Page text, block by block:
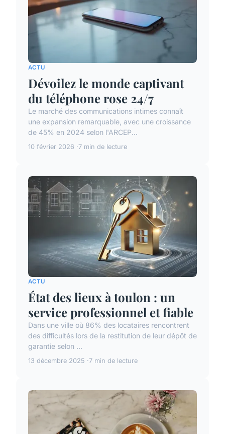
ACTU
Dévoilez le monde captivant
du téléphone rose 24/7
Le marché des communications intimes connaît
une expansion remarquable, avec une croissance
de 45% en 2024 selon l'ARCEP...
10 février 2026 7 min de lecture
ACTU
État des lieux à toulon : un
service professionnel et fiable
Dans une ville où 86% des locataires rencontrent
des difficultés lors de la restitution de leur dépôt de
garantie selon ...
13 décembre 2025 7 min de lecture